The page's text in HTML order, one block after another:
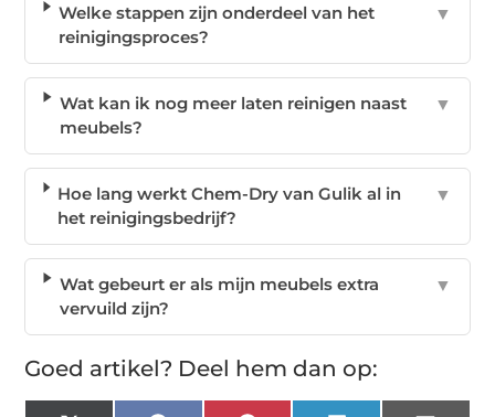
Welke stappen zijn onderdeel van het
reinigingsproces?
▼
Wat kan ik nog meer laten reinigen naast
meubels?
▼
Hoe lang werkt Chem-Dry van Gulik al in
het reinigingsbedrijf?
▼
Wat gebeurt er als mijn meubels extra
vervuild zijn?
▼
Goed artikel? Deel hem dan op: